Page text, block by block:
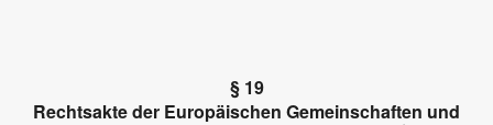
§ 19
Rechtsakte der Europäischen Gemeinschaften und